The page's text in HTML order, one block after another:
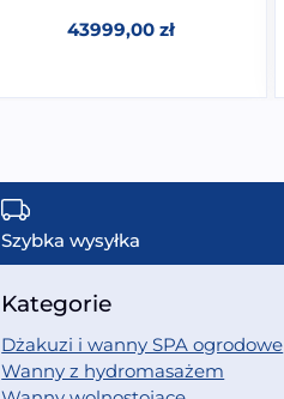
43999,00 zł
Szybka wysyłka
Kategorie
Dżakuzi i wanny SPA ogrodowe
Wanny z hydromasażem